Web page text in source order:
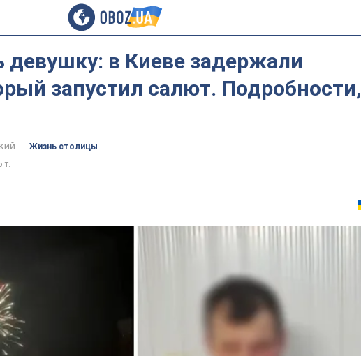
девушку: в Киеве задержали
запустил салют. Подробности,
Жизнь столицы
т.